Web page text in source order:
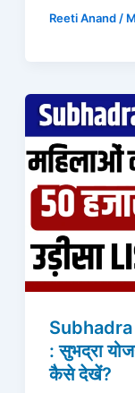
Reeti Anand/
: सुभद्रा
कैसे देखें?